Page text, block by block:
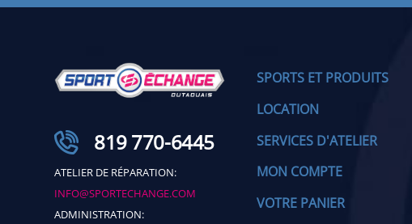
819 770-6445
ATELIER DE RÉPARATION:
INFO@SPORTECHANGE.COM
ADMINISTRATION:
SPORTS ET PRODUITS
LOCATION
SERVICES D'ATELIER
MON COMPTE
VOTRE PANIER